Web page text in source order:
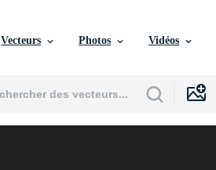
Vecteurs Photos Vidéos